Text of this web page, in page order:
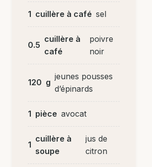
1 cuillère à café sel
0.5
cuillère à
café
poivre
noir
120 g
jeunes pousses
d’épinards
1 pièce avocat
1
cuillère à
soupe
jus de
citron